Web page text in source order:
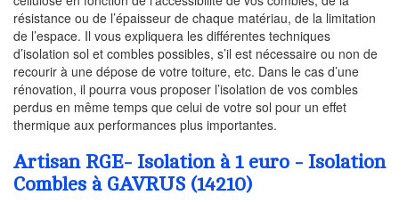
résistance ou de l’épaisseur de chaque matériau, de la limitation
de l’espace. Il vous expliquera les différentes techniques
d’isolation sol et combles possibles, s’il est nécessaire ou non de
recourir à une dépose de votre toiture, etc. Dans le cas d’une
rénovation, il pourra vous proposer l’isolation de vos combles
perdus en même temps que celui de votre sol pour un effet
thermique aux performances plus importantes.
Artisan RGE- Isolation à 1 euro - Isolation
Combles à GAVRUS (14210)